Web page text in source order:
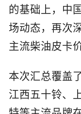
的基础上，中
场动态，再次
主流柴油皮卡
本次汇总覆盖
江西五十铃、